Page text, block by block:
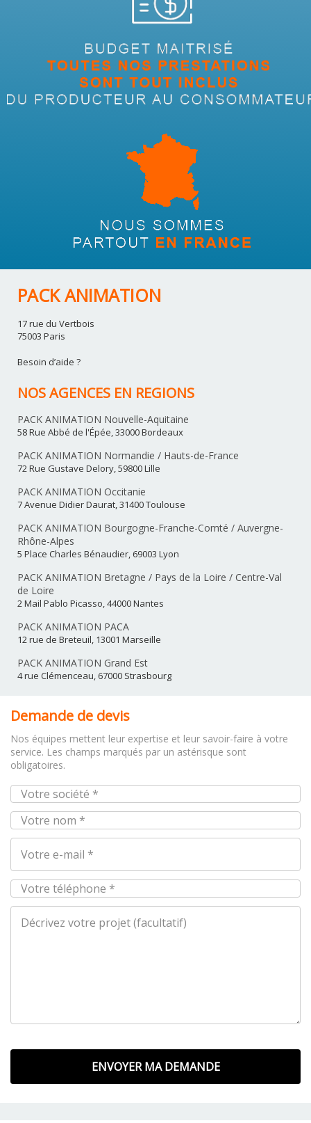
PACK ANIMATION
17 rue du Vertbois
75003 Paris
Besoin d’aide ?
NOS AGENCES EN REGIONS
PACK ANIMATION Nouvelle-Aquitaine
58 Rue Abbé de l'Épée, 33000 Bordeaux
PACK ANIMATION Normandie / Hauts-de-France
72 Rue Gustave Delory, 59800 Lille
PACK ANIMATION Occitanie
7 Avenue Didier Daurat, 31400 Toulouse
PACK ANIMATION Bourgogne-Franche-Comté / Auvergne-
Rhône-Alpes
5 Place Charles Bénaudier, 69003 Lyon
PACK ANIMATION Bretagne / Pays de la Loire / Centre-Val
de Loire
2 Mail Pablo Picasso, 44000 Nantes
PACK ANIMATION PACA
12 rue de Breteuil, 13001 Marseille
PACK ANIMATION Grand Est
4 rue Clémenceau, 67000 Strasbourg
Demande de devis
Nos équipes mettent leur expertise et leur savoir-faire à votre
service. Les champs marqués par un astérisque sont
obligatoires.